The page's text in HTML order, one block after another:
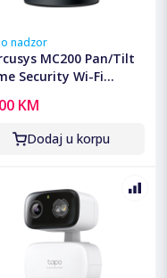
nadzor
MC200 Pan/Tilt
Security Wi-Fi
360, Pan/Tilt,
Detection and
(motion,
KM
Dodaj u korpu